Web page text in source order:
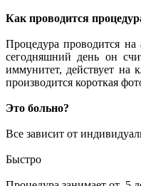
Как проводится
Процедура проводится
сегодняшний день он
иммунитет, действует на
производится короткая
Это больно?
Все зависит от
Быстро